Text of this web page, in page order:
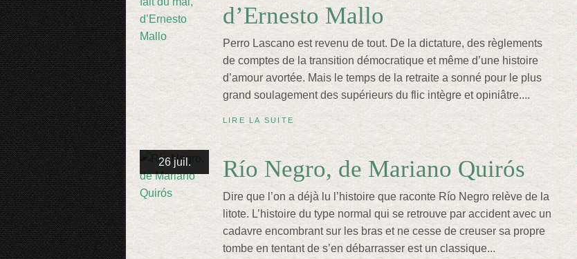
d’Ernesto Mallo
Perro Lascano est revenu de tout. De la dictature, des règlements
de comptes de la transition démocratique et même d’une histoire
d’amour avortée. Mais le temps de la retraite a sonné pour le plus
grand soulagement des supérieurs du flic intègre et opiniâtre....
LIRE LA SUITE
26 juil. Río Negro, de Mariano Quirós
Dire que l’on a déjà lu l’histoire que raconte Río Negro relève de la
litote. L’histoire du type normal qui se retrouve par accident avec un
cadavre encombrant sur les bras et ne cesse de creuser sa propre
tombe en tentant de s’en débarrasser est un classique...